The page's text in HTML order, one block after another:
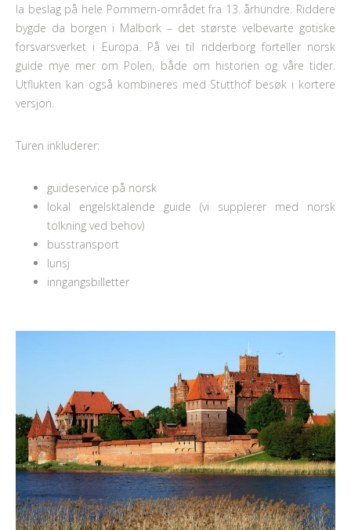
la beslag på hele Pommern-området fra 13. århundre. Riddere
bygde da borgen i Malbork – det største velbevarte gotiske
forsvarsverket i Europa. På vei til ridderborg forteller norsk
guide mye mer om Polen, både om historien og våre tider.
Utflukten kan også kombineres med Stutthof besøk i kortere
versjon.
Turen inkluderer:
guideservice på norsk
lokal engelsktalende guide (vi supplerer med norsk
tolkning ved behov)
busstransport
lunsj
inngangsbilletter